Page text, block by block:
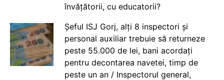
învățătorii, cu educatorii?
Șeful ISJ Gorj, alți 8 inspectori și
personal auxiliar trebuie să returneze
peste 55.000 de lei, bani acordați
pentru decontarea navetei, timp de
peste un an / Inspectorul general,